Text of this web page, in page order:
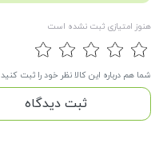
هنوز امتیازی ثبت نشده است
شما هم درباره این کالا نظر خود را ثبت کنید
ثبت دیدگاه